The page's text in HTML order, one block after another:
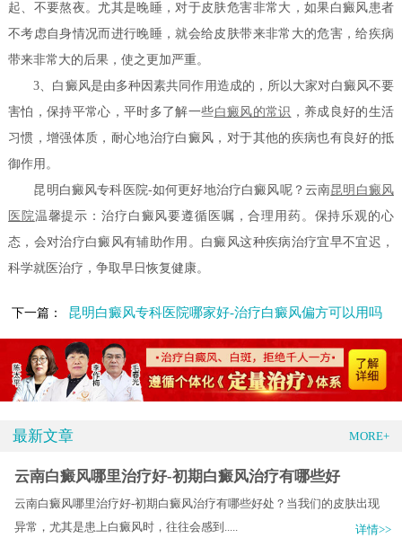
起、不要熬夜。尤其是晚睡，对于皮肤危害非常大，如果白癜风患者
不考虑自身情况而进行晚睡，就会给皮肤带来非常大的危害，给疾病
带来非常大的后果，使之更加严重。
3、白癜风是由多种因素共同作用造成的，所以大家对白癜风不要
害怕，保持平常心，平时多了解一些白癜风的常识 ，养成良好的生活
习惯，增强体质，耐心地治疗白癜风，对于其他的疾病也有良好的抵
御作用。
昆明白癜风专科医院-如何更好地治疗白癜风呢？云南昆明白癜风
医院温馨提示：治疗白癜风要遵循医嘱，合理用药。保持乐观的心
态，会对治疗白癜风有辅助作用。白癜风这种疾病治疗宜早不宜迟，
科学就医治疗，争取早日恢复健康。
下一篇： 昆明白癜风专科医院哪家好-治疗白癜风偏方可以用吗
最新文章 MORE+
云南白癜风哪里治疗好-初期白癜风治疗有哪些好
云南白癜风哪里治疗好-初期白癜风治疗有哪些好处？当我们的皮肤出现
异常，尤其是患上白癜风时，往往会感到.....
详情>>